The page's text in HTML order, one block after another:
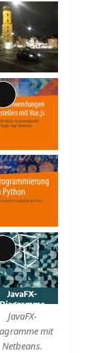
Lange
Beschreibung
Lange
Beschreibung
JavaFX-
mit
Netbeans.